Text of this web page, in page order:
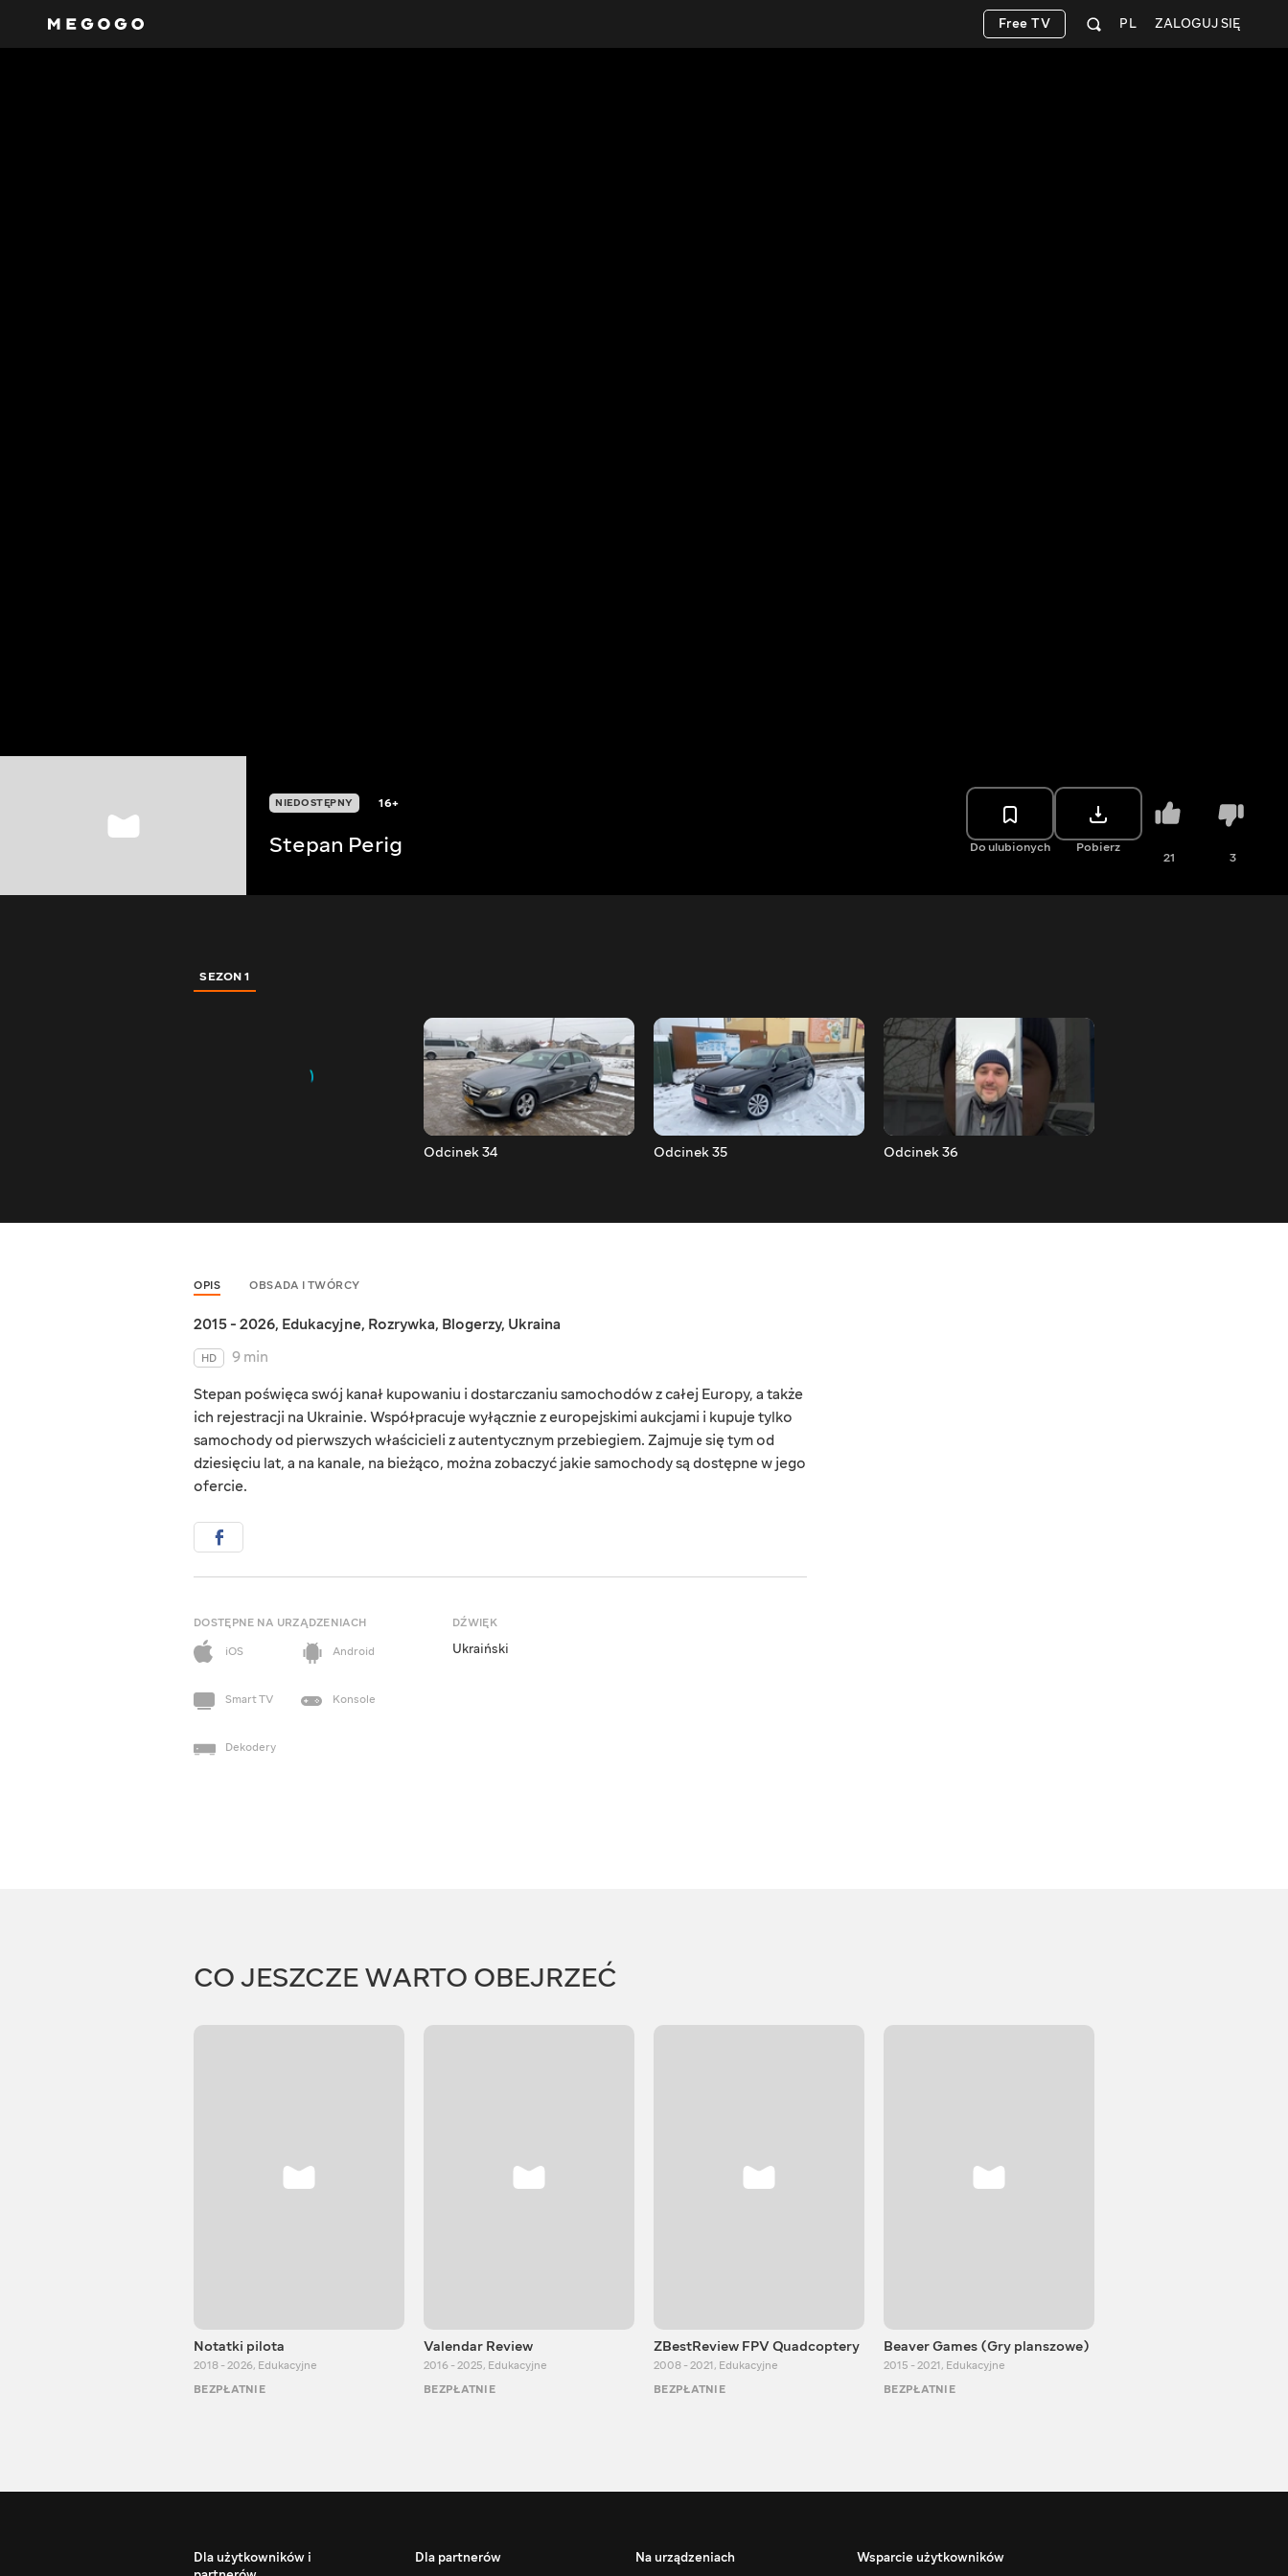
ZALOGUJ SIĘ
PL
Free TV
NIEDOSTĘPNY 16+
Stepan Perig Do ulubionych Pobierz
21 3
SEZON 1
Odcinek 34 Odcinek 35 Odcinek 36
OPIS OBSADA I TWÓRCY
2015 - 2026, Edukacyjne, Rozrywka, Blogerzy, Ukraina
HD
9 min
Stepan poświęca swój kanał kupowaniu i dostarczaniu samochodów z całej Europy, a także
ich rejestracji na Ukrainie. Współpracuje wyłącznie z europejskimi aukcjami i kupuje tylko
samochody od pierwszych właścicieli z autentycznym przebiegiem. Zajmuje się tym od
dziesięciu lat, a na kanale, na bieżąco, można zobaczyć jakie samochody są dostępne w jego
ofercie.
DOSTĘPNE NA URZĄDZENIACH
iOS
Android
Smart TV Konsole
Dekodery
DŹWIĘK
Ukraiński
CO JESZCZE WARTO OBEJRZEĆ
Notatki pilota
2018 - 2026, Edukacyjne
BEZPŁATNIE
Valendar Review
2016 - 2025, Edukacyjne
BEZPŁATNIE
ZBestReview FPV Quadcoptery
2008 - 2021, Edukacyjne
BEZPŁATNIE
Beaver Games (Gry planszowe)
2015 - 2021, Edukacyjne
BEZPŁATNIE
Dla użytkowników i
Dla partnerów Na urządzeniach Wsparcie użytkowników